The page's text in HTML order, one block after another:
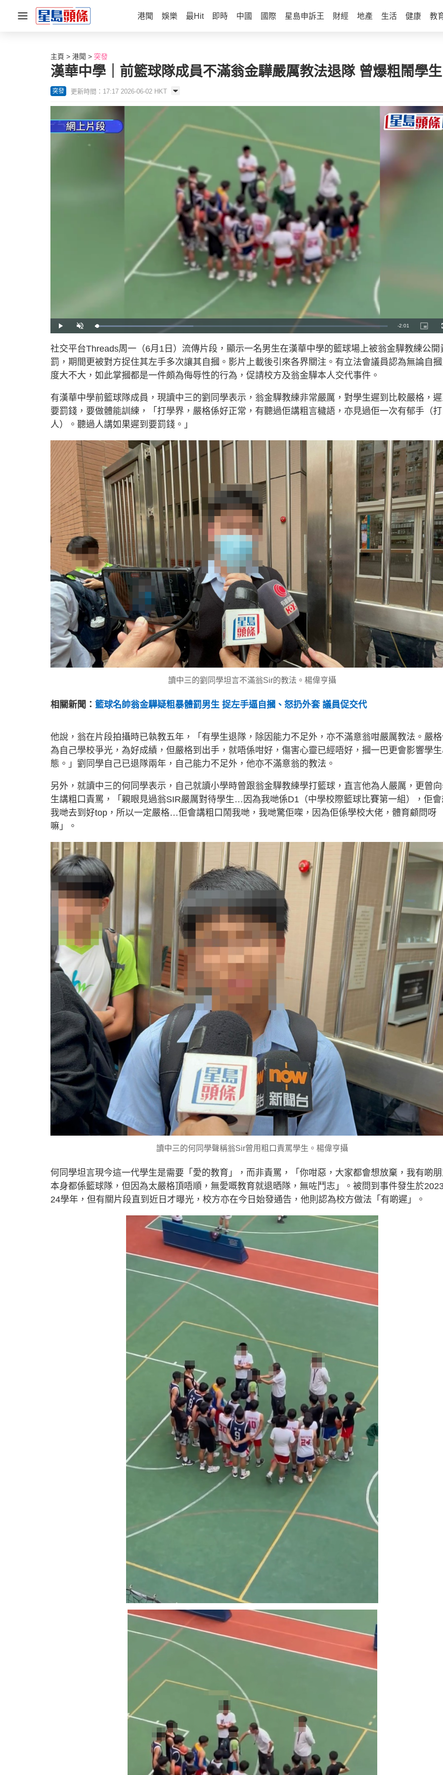
港聞 娛樂 最Hit 即時 中國 國際 星島申訴王 財經 地產 生活 健康 教
主頁 港聞 突發
漢華中學｜前籃球隊成員不滿翁金驊嚴厲教法退隊 曾爆粗鬧學
突發 更新時間：17:17 2026-06-02 HKT
P
l
U
n
u
t
e
L
o
e
d
:
3
3
.
5
R
n
g
T
i
m
e
-2:01
P
i
u
r
e
社交平台Threads周一（6月1日）流傳片段，顯示一名男生在漢華中學的籃球場上被翁金驊教練公開
罰，期間更被對方捉住其左手多次讓其自摑。影片上載後引來各界關注。有立法會議員認為無論自
度大不大，如此掌摑都是一件頗為侮辱性的行為，促請校方及翁金驊本人交代事件。
有漢華中學前籃球隊成員，現讀中三的劉同學表示，翁金驊教練非常嚴厲，對學生遲到比較嚴格，
要罰錢，要做體能訓練，「打學界，嚴格係好正常，有聽過佢講粗言穢語，亦見過佢一次有郁手（打
人）。聽過人講如果遲到要罰錢。」
讀中三的劉同學坦言不滿翁Sir的教法。楊偉亨攝
相關新聞： 籃球名帥翁金驊疑粗暴體罰男生 捉左手逼自摑、怒扔外套 議員促交代
他說，翁在片段拍攝時已執教五年，「有學生退隊，除因能力不足外，亦不滿意翁咁嚴厲教法。嚴
為自己學校爭光，為好成績，但嚴格到出手，就唔係咁好，傷害心靈已經唔好，摑一巴更會影響學
態。」劉同學自己已退隊兩年，自己能力不足外，他亦不滿意翁的教法。
另外，就讀中三的何同學表示，自己就讀小學時曾跟翁金驊教練學打籃球，直言他為人嚴厲，更曾
生講粗口責罵，「親眼見過翁SIR嚴厲對待學生…因為我哋係D1（中學校際籃球比賽第一組），佢
我哋去到好top，所以一定嚴格…佢會講粗口鬧我哋，我哋驚佢㗎，因為佢係學校大佬，體育顧問呀
嘛」。
讀中三的何同學聲稱翁Sir曾用粗口責罵學生。楊偉亨攝
何同學坦言現今這一代學生是需要「愛的教育」，而非責罵，「你咁惡，大家都會想放棄，我有啲
本身都係籃球隊，但因為太嚴格頂唔順，無愛嘅教育就退晒隊，無咗鬥志」。被問到事件發生於
24學年，但有關片段直到近日才曝光，校方亦在今日始發通告，他則認為校方做法「有啲遲」。